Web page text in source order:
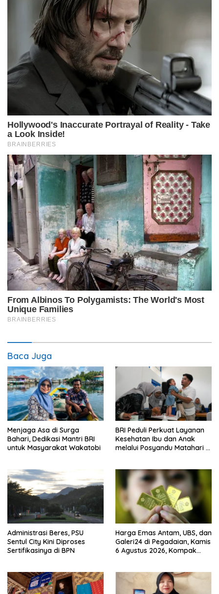
Baca Juga
Menjaga Asa di Surga
Bahari, Dedikasi Mantri BRI
untuk Masyarakat Wakatobi
BRI Peduli Perkuat Layanan
Kesehatan Ibu dan Anak
melalui Posyandu Matahari di
Administrasi Beres, PSU
Sentul City Kini Diproses
Sertifikasinya di BPN
Harga Emas Antam, UBS, dan
Galeri24 di Pegadaian, Kamis
6 Agustus 2026, Kompak